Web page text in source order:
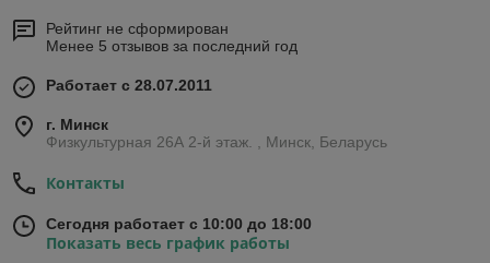
Рейтинг не сформирован
Менее 5 отзывов за последний год
Работает с 28.07.2011
г. Минск
Физкультурная 26А 2-й этаж. , Минск, Беларусь
Контакты
Сегодня работает с 10:00 до 18:00
Показать весь график работы